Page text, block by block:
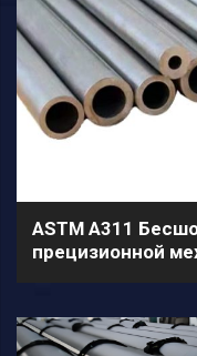
ASTM A311
прецизионной